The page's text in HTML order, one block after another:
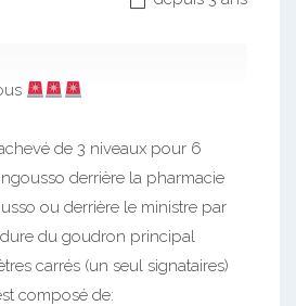
de 3 niveaux pour 6
derrière la pharmacie
ou derrière le ministre par
du goudron principal
carrés (un seul signataires)
composé de: